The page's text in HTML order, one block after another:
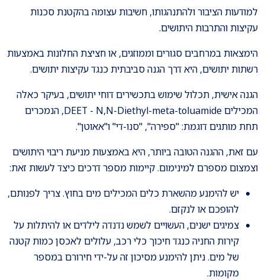
למודעות הציבור ולהתנהגותו, חשיבות עצומה בהקטנת סכנות
עקיצות והתרבות היתושים.
הימצאות במרחבים סגורים וממוזגים, או חציצת החלונות באמצעות
רשתות יתושים, היא דרך הגנה סביבתית כנגד עקיצות יתושים.
הגנה אישית, תכלול שימוש בתכשירים דוחי יתושים, בעיקר כאלה
המכילים DEET - N,N-Diethyl-meta-toluamide, הנמכרים
תחת מותגים דוגמת: "ספירה", "סנו-די" ו"אאוטן".
עם זאת, ההגנה הטובה ביותר, היא באמצעות מניעת ריבוי היתושים
וצמצום מספרם למינימום. קיימות מספר דרכים כיצד לעשות זאת:
יש להימנע מהשארת כלים המכילים מים בחוץ. צריך לפנותם,
להופכם או לנקזם.
צמיגים ישנים, העשויים לשמש נדנדה לילדים או להיתלות על
קירות החניה כנגד חיכוך כלי רכב, עלולים לאכסן כמות קטנה
של מים. ניתן להימנע מסיכון זה על-ידי חירורם במספר
מקומות.